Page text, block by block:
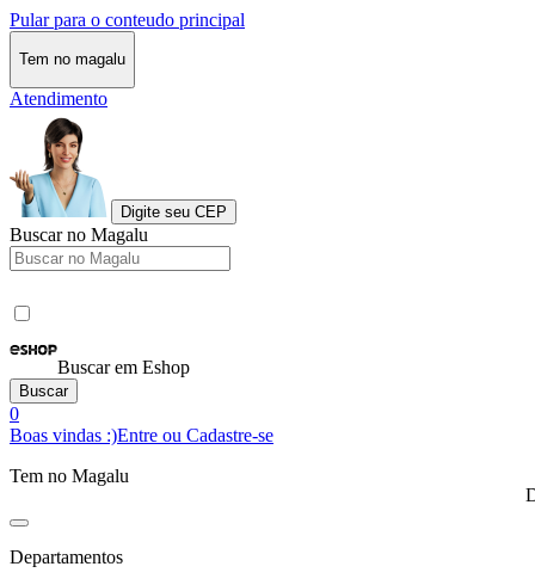
Pular para o conteudo principal
Tem no magalu
Atendimento
Digite seu CEP
Buscar no Magalu
Buscar em Eshop
Buscar
0
Boas vindas :)Entre ou Cadastre-se
Tem no Magalu
Departamentos